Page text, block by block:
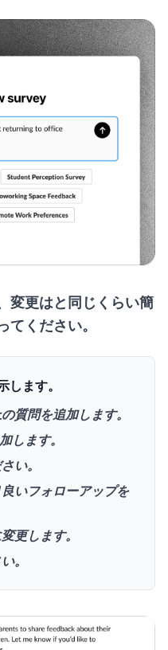
変更はと同じくらい簡
ください。
ます。
質問を追加します。
します。
い。
いフォローアップを
更します。
。